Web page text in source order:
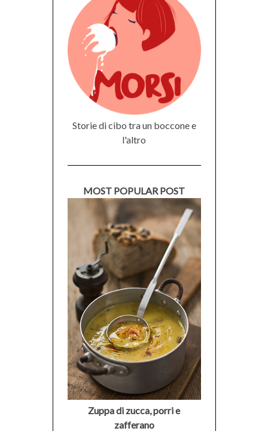
Storie di cibo tra un boccone e
l'altro
MOST POPULAR POST
Zuppa di zucca, porri e
zafferano